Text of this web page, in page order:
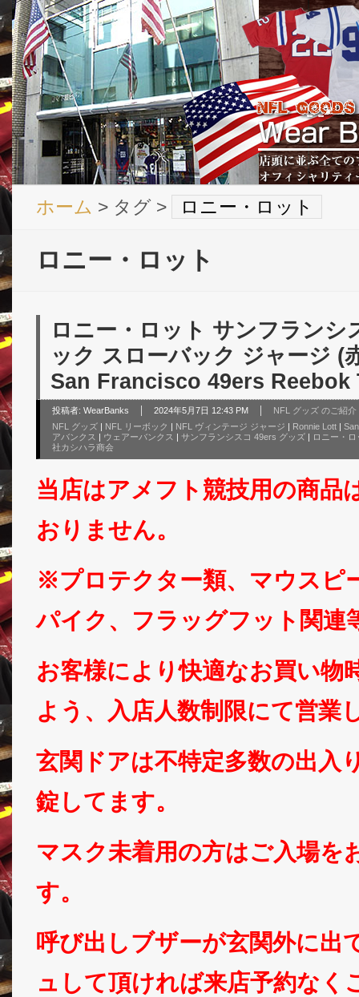
ホーム > タグ > ロニー・ロット
ロニー・ロット
ロニー・ロット サンフランシ
ック スローバック ジャージ
San Francisco 49ers
投稿者: WearBanks 2024年5月7日 12:43 PM
NFL グッズ のご紹介
NFL グッズ | NFL リーボック | NFL ヴィンテージ ジャージ | Ronnie Lott |
アバンクス | ウェアーバンクス | サンフランシスコ 49ers グッズ | ロニー・ロ
社カシハラ商会
当店はアメフト競技用の商品
おりません。
※プロテクター類、マウスピ
パイク、フラッグフット関連
お客様により快適なお買い物
よう、入店人数制限にて営業
玄関ドアは不特定多数の出入
錠してます。
マスク未着用の方はご入場を
す。
呼び出しブザーが玄関外に出
ュして頂ければ来店予約なく